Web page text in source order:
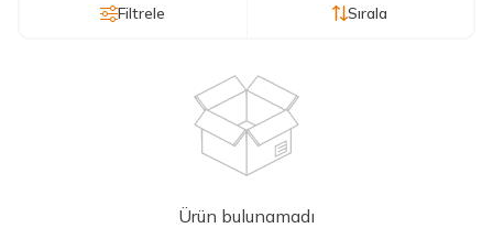
Filtrele Sırala
Ürün bulunamadı